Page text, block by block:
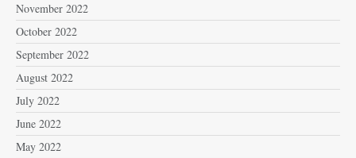
November 2022
October 2022
September 2022
August 2022
July 2022
June 2022
May 2022